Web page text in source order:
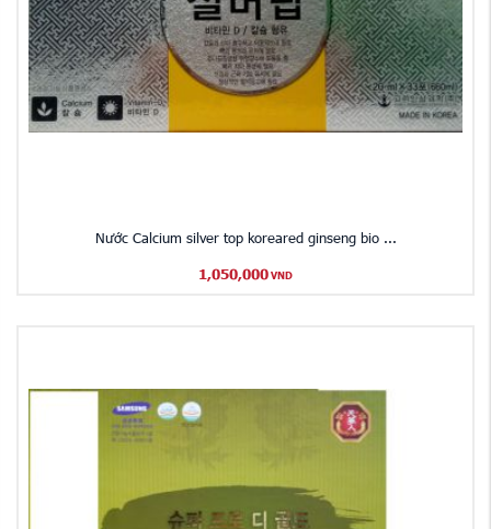
Nước Calcium silver top koreared ginseng bio ...
1,050,000 VND